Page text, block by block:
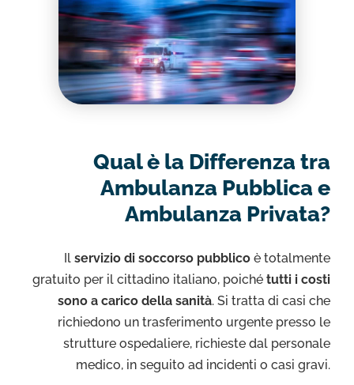
Qual è la Differenza tra
Ambulanza Pubblica e
Ambulanza Privata?
Il servizio di soccorso pubblico è totalmente
gratuito per il cittadino italiano, poiché tutti i costi
sono a carico della sanità. Si tratta di casi che
richiedono un trasferimento urgente presso le
strutture ospedaliere, richieste dal personale
medico, in seguito ad incidenti o casi gravi.